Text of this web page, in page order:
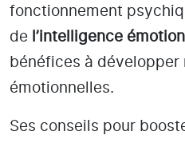
fonctionnement
de l’intelligence
bénéfices à développer
émotionnelles.
Ses conseils pour